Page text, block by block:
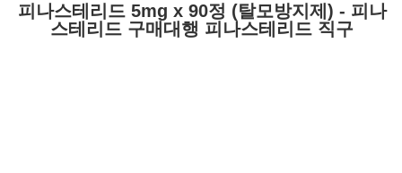
피나스테리드 5mg x 90정 (탈모방지제) - 피나
스테리드 구매대행 피나스테리드 직구